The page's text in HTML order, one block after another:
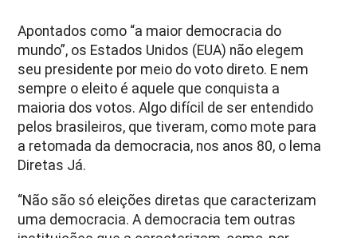
Apontados como “a maior democracia do
mundo”, os Estados Unidos (EUA) não elegem
seu presidente por meio do voto direto. E nem
sempre o eleito é aquele que conquista a
maioria dos votos. Algo difícil de ser entendido
pelos brasileiros, que tiveram, como mote para
a retomada da democracia, nos anos 80, o lema
Diretas Já.
“Não são só eleições diretas que caracterizam
uma democracia. A democracia tem outras